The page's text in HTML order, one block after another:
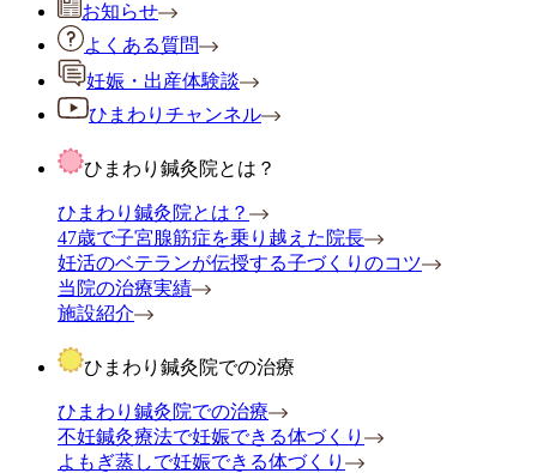
お知らせ
よくある質問
妊娠・出産体験談
ひまわりチャンネル
ひまわり鍼灸院とは？
ひまわり鍼灸院とは？
47歳で子宮腺筋症を乗り越えた院長
妊活のベテランが伝授する子づくりのコツ
当院の治療実績
施設紹介
ひまわり鍼灸院での治療
ひまわり鍼灸院での治療
不妊鍼灸療法で妊娠できる体づくり
よもぎ蒸しで妊娠できる体づくり